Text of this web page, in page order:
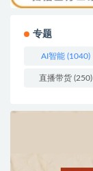
专题
AI智能 (1040)
直播带货 (250)